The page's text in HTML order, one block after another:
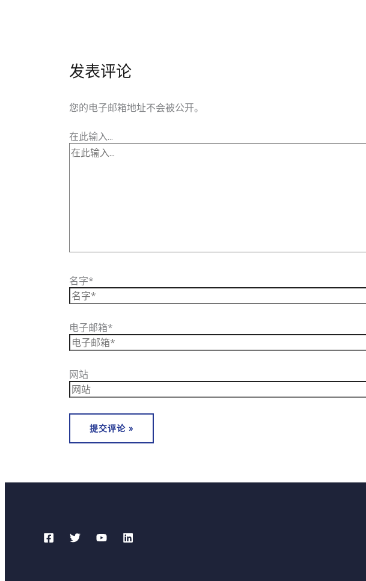
发表评论
您的电子邮箱地址不会被公开。
在此输入...
名字*
电子邮箱*
网站